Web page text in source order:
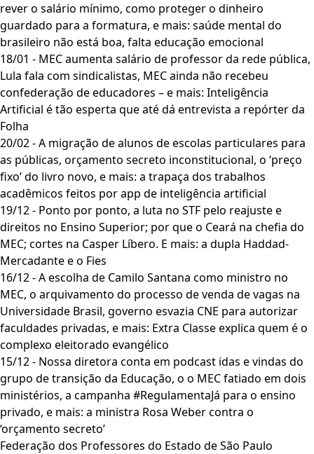
rever o salário mínimo, como proteger o dinheiro
guardado para a formatura, e mais: saúde mental do
brasileiro não está boa, falta educação emocional
18/01 - MEC aumenta salário de professor da rede pública,
Lula fala com sindicalistas, MEC ainda não recebeu
confederação de educadores – e mais: Inteligência
Artificial é tão esperta que até dá entrevista a repórter da
Folha
20/02 - A migração de alunos de escolas particulares para
as públicas, orçamento secreto inconstitucional, o ‘preço
fixo’ do livro novo, e mais: a trapaça dos trabalhos
acadêmicos feitos por app de inteligência artificial
19/12 - Ponto por ponto, a luta no STF pelo reajuste e
direitos no Ensino Superior; por que o Ceará na chefia do
MEC; cortes na Casper Líbero. E mais: a dupla Haddad-
Mercadante e o Fies
16/12 - A escolha de Camilo Santana como ministro no
MEC, o arquivamento do processo de venda de vagas na
Universidade Brasil, governo esvazia CNE para autorizar
faculdades privadas, e mais: Extra Classe explica quem é o
complexo eleitorado evangélico
15/12 - Nossa diretora conta em podcast idas e vindas do
grupo de transição da Educação, o o MEC fatiado em dois
ministérios, a campanha #RegulamentaJá para o ensino
privado, e mais: a ministra Rosa Weber contra o
‘orçamento secreto’
Federação dos Professores do Estado de São Paulo